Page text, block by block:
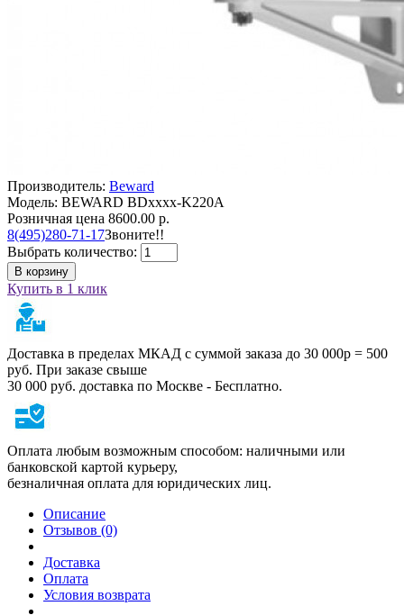
Производитель: Beward
Модель: BEWARD BDxxxx-K220A
Розничная цена 8600.00 р.
8(495)280-71-17Звоните!!
Выбрать количество:
В корзину
Купить в 1 клик
Доставка в пределах МКАД с суммой заказа до 30 000р = 500
руб. При заказе свыше
30 000 руб. доставка по Москве - Бесплатно.
Оплата любым возможным способом: наличными или
банковской картой курьеру,
безналичная оплата для юридических лиц.
Описание
Отзывов (0)
Доставка
Оплата
Условия возврата